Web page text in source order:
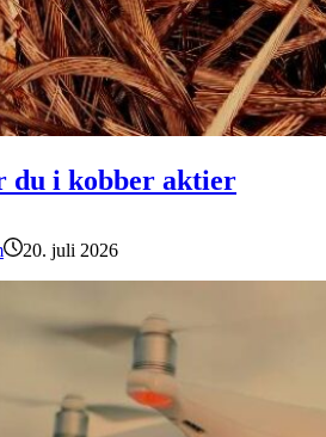
du i kobber aktier
20. juli 2026